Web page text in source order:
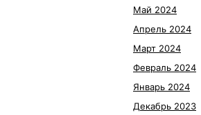
Май 2024
Апрель 2024
Март 2024
Февраль 2024
Январь 2024
Декабрь 2023